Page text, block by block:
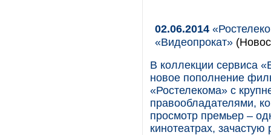
02.06.2014
«Видеопрокат»
В коллекции сервиса
новое пополнение
«Ростелекома» с
правообладателями,
просмотр премьер –
кинотеатрах,